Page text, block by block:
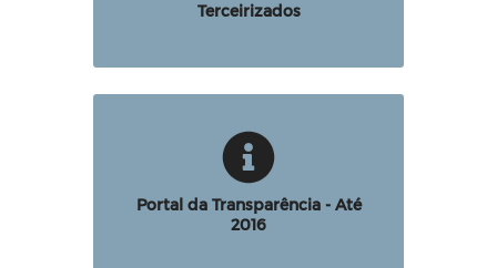
Terceirizados
Portal da Transparência - Até
2016